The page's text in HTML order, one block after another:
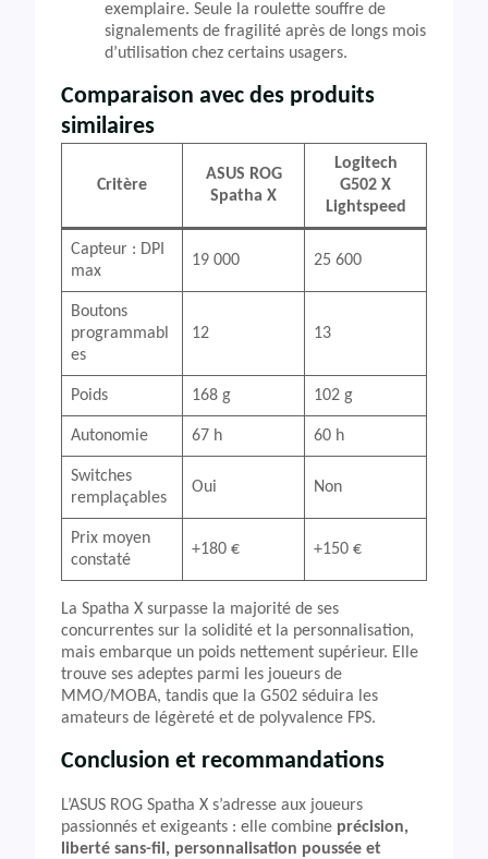
exemplaire. Seule la roulette souffre de
signalements de fragilité après de longs mois
d’utilisation chez certains usagers.
Comparaison avec des produits
similaires
Critère
ASUS ROG
Spatha X
Logitech
G502 X
Lightspeed
Capteur : DPI
max
19 000 25 600
Boutons
programmabl
es
12 13
Poids 168 g 102 g
Autonomie 67 h 60 h
Switches
remplaçables
Oui Non
Prix moyen
constaté
+180 € +150 €
La Spatha X surpasse la majorité de ses
concurrentes sur la solidité et la personnalisation,
mais embarque un poids nettement supérieur. Elle
trouve ses adeptes parmi les joueurs de
MMO/MOBA, tandis que la G502 séduira les
amateurs de légèreté et de polyvalence FPS.
Conclusion et recommandations
L’ASUS ROG Spatha X s’adresse aux joueurs
passionnés et exigeants : elle combine précision,
liberté sans-fil, personnalisation poussée et